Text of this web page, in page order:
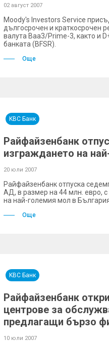
02 август 2007
Moody's Investors Service
дългосрочен и краткосрочен
валута Baa3/Prime-3, както и
банката (BFSR).
Още
KBC Банк
Райфайзенбанк
изграждането на
20 юли 2007
Райфайзенбанк отпуска
АД, в размер на 44 млн. евро,
на най-големия мол в
Още
KBC Банк
Райфайзенбанк
центрове за
предлагащи бързо
10 юли 2007